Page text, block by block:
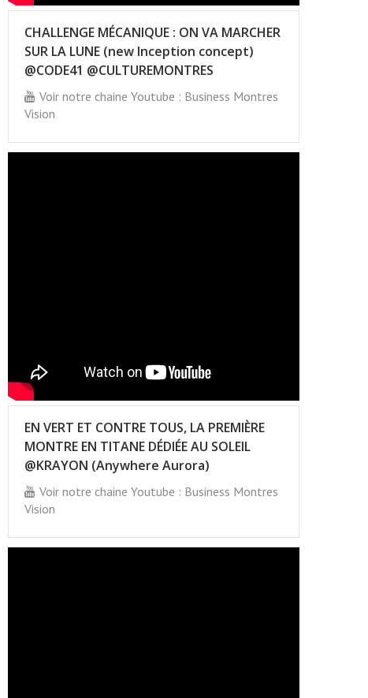
CHALLENGE MÉCANIQUE : ON VA MARCHER
SUR LA LUNE (new Inception concept)
@CODE41 @CULTUREMONTRES
Voir notre chaine Youtube : Business Montres
Vision
EN VERT ET CONTRE TOUS, LA PREMIÈRE
MONTRE EN TITANE DÉDIÉE AU SOLEIL
@KRAYON (Anywhere Aurora)
Voir notre chaine Youtube : Business Montres
Vision